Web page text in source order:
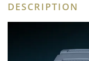
DESCRIPTION